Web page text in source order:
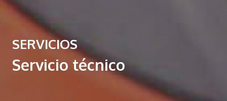
SERVICIOS
Servicio técnico